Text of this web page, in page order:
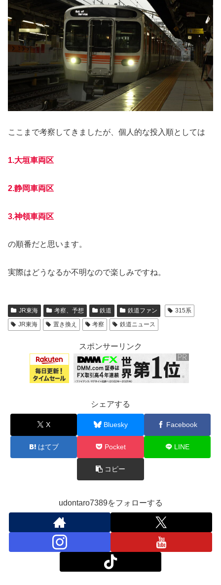
ここまで考察してきましたが、個人的な投入順としては
1.大垣車両区
2.静岡車両区
3.神領車両区
の順番だと思います。
実際はどうなるか不明なので楽しみですね。
JR東海 考察、予想 鉄道 鉄道ファン
315系
JR東海
置き換え 考察 鉄道ニュース
スポンサーリンク
シェアする
X Bluesky Facebook
はてブ Pocket LINE
コピー
udontaro7389をフォローする